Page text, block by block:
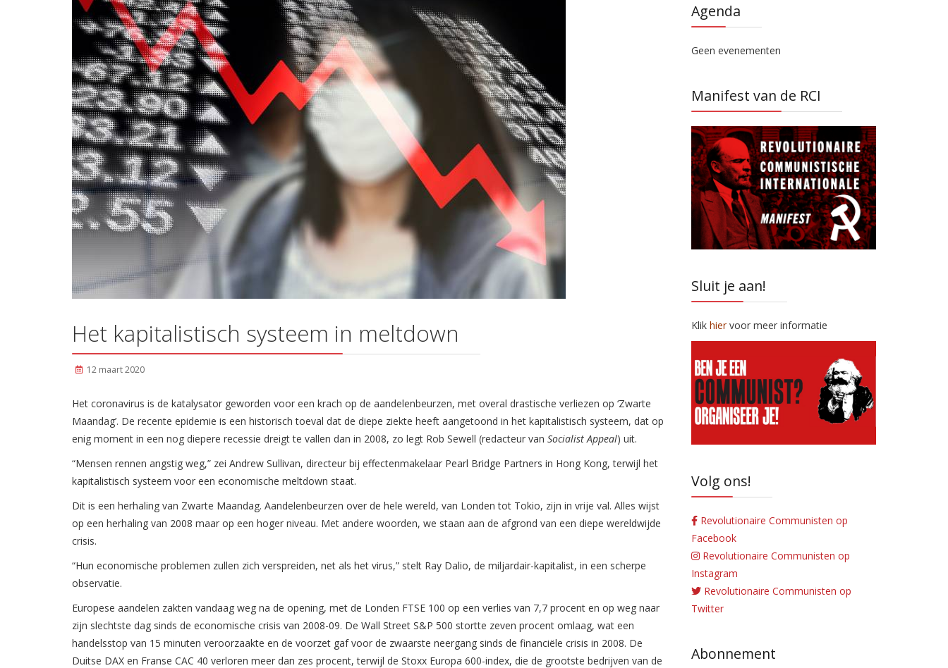
Het kapitalistisch systeem in meltdown
12 maart 2020
Het coronavirus is de katalysator geworden voor een krach op de aandelenbeurzen, met overal drastische verliezen op ‘Zwarte
Maandag’. De recente epidemie is een historisch toeval dat de diepe ziekte heeft aangetoond in het kapitalistisch systeem, dat op
enig moment in een nog diepere recessie dreigt te vallen dan in 2008, zo legt Rob Sewell (redacteur van Socialist Appeal) uit.
“Mensen rennen angstig weg,” zei Andrew Sullivan, directeur bij effectenmakelaar Pearl Bridge Partners in Hong Kong, terwijl het
kapitalistisch systeem voor een economische meltdown staat.
Dit is een herhaling van Zwarte Maandag. Aandelenbeurzen over de hele wereld, van Londen tot Tokio, zijn in vrije val. Alles wijst
op een herhaling van 2008 maar op een hoger niveau. Met andere woorden, we staan aan de afgrond van een diepe wereldwijde
crisis.
“Hun economische problemen zullen zich verspreiden, net als het virus,” stelt Ray Dalio, de miljardair-kapitalist, in een scherpe
observatie.
Europese aandelen zakten vandaag weg na de opening, met de Londen FTSE 100 op een verlies van 7,7 procent en op weg naar
zijn slechtste dag sinds de economische crisis van 2008-09. De Wall Street S&P 500 stortte zeven procent omlaag, wat een
handelsstop van 15 minuten veroorzaakte en de voorzet gaf voor de zwaarste neergang sinds de financiële crisis in 2008. De
Duitse DAX en Franse CAC 40 verloren meer dan zes procent, terwijl de Stoxx Europa 600-index, die de grootste bedrijven van de
Agenda
Geen evenementen
Manifest van de RCI
Sluit je aan!
Klik hiervoor meer informatie
Volg ons!
Revolutionaire Communisten op
Facebook
Revolutionaire Communisten op
Instagram
Revolutionaire Communisten op
Twitter
Abonnement